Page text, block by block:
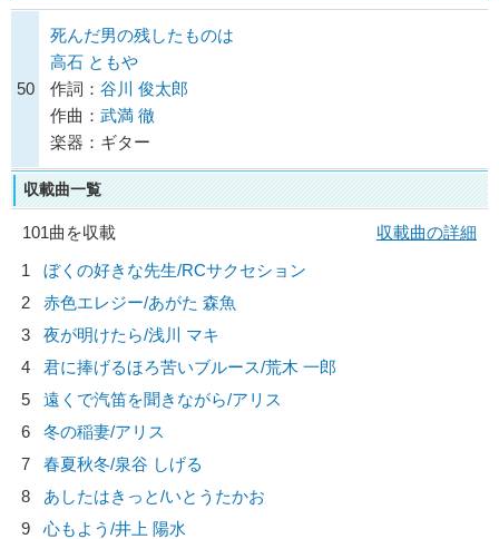
50
死んだ男の残したものは
高石 ともや
作詞： 谷川 俊太郎
作曲： 武満 徹
楽器：ギター
収載曲一覧
101曲を収載
収載曲の詳細
1
ぼくの好きな先生/RCサクセション
2
赤色エレジー/あがた 森魚
3
夜が明けたら/浅川 マキ
4
君に捧げるほろ苦いブルース/荒木 一郎
5
遠くで汽笛を聞きながら/アリス
6
冬の稲妻/アリス
7
春夏秋冬/泉谷 しげる
8
あしたはきっと/いとうたかお
9
心もよう/井上 陽水